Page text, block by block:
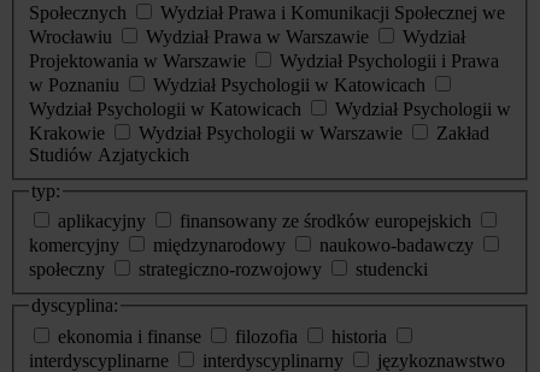
Społecznych
Wydział Prawa i Komunikacji Społecznej we
Wrocławiu
Wydział Prawa w Warszawie
Wydział
Projektowania w Warszawie
Wydział Psychologii i Prawa
w Poznaniu
Wydział Psychologii w Katowicach
Wydział Psychologii w Katowicach
Wydział Psychologii w
Krakowie
Wydział Psychologii w Warszawie
Zakład
Studiów Azjatyckich
typ:
aplikacyjny
finansowany ze środków europejskich
komercyjny
międzynarodowy
naukowo-badawczy
społeczny
strategiczno-rozwojowy
studencki
dyscyplina:
ekonomia i finanse
filozofia
historia
interdyscyplinarne
interdyscyplinarny
językoznawstwo